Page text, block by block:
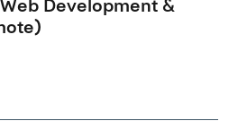
Development &